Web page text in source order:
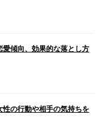
愛傾向、効果的な落とし方
性の行動や相手の気持ちを